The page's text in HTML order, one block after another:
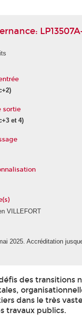
sortie
et 4)
VILLEFORT
2025. Accréditation
des transitions
dans le très
travaux publics.